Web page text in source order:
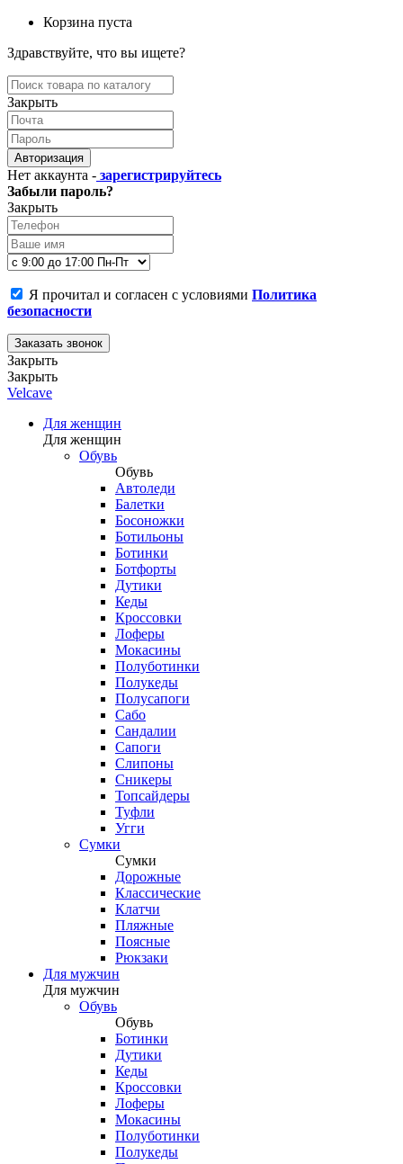
Корзина пуста
Здравствуйте, что вы ищете?
Закрыть
Авторизация
Нет аккаунта - зарегистрируйтесь
Забыли пароль?
Закрыть
Я прочитал и согласен с условиями Политика
безопасности
Заказать звонок
Закрыть
Закрыть
Velcave
Для женщин
Для женщин
Обувь
Обувь
Автоледи
Балетки
Босоножки
Ботильоны
Ботинки
Ботфорты
Дутики
Кеды
Кроссовки
Лоферы
Мокасины
Полуботинки
Полукеды
Полусапоги
Сабо
Сандалии
Сапоги
Слипоны
Сникеры
Топсайдеры
Туфли
Угги
Сумки
Сумки
Дорожные
Классические
Клатчи
Пляжные
Поясные
Рюкзаки
Для мужчин
Для мужчин
Обувь
Обувь
Ботинки
Дутики
Кеды
Кроссовки
Лоферы
Мокасины
Полуботинки
Полукеды